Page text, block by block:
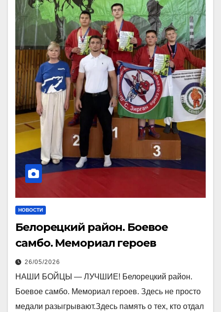
НОВОСТИ
Белорецкий район. Боевое
самбо. Мемориал героев
26/05/2026
НАШИ БОЙЦЫ — ЛУЧШИЕ! Белорецкий район.
Боевое самбо. Мемориал героев. Здесь не просто
медали разыгрывают.Здесь память о тех, кто отдал